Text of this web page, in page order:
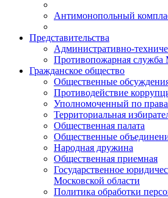
Антимонопольный
Представительства
Административно-
Противопожарная
Гражданское общество
Общественные
Противодействие
Уполномоченный по
Территориальная
Общественная палата
Общественные
Народная дружина
Общественная приемная
Государственное
Московской области
Политика обработки